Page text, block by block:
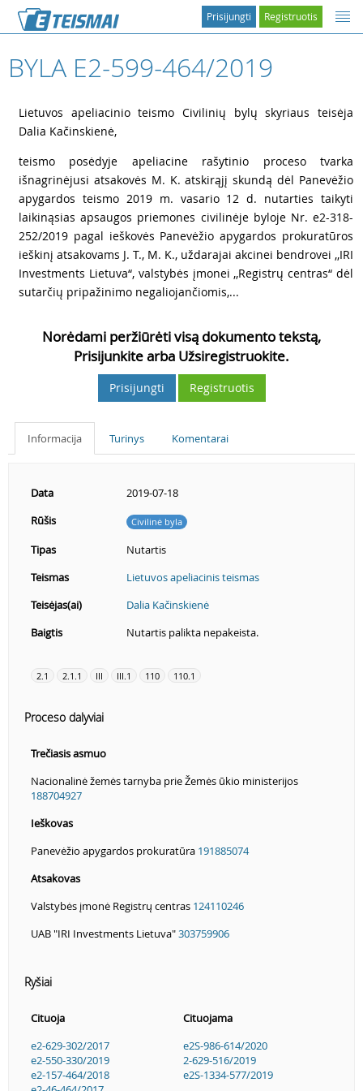
Registruotis
Prisijungti
BYLA E2-599-464/2019
Lietuvos apeliacinio teismo Civilinių bylų skyriaus teisėja
Dalia Kačinskienė,
teismo posėdyje apeliacine rašytinio proceso tvarka
išnagrinėjusi atsakovės M. K. atskirąjį skundą dėl Panevėžio
apygardos teismo 2019 m. vasario 12 d. nutarties taikyti
laikinąsias apsaugos priemones civilinėje byloje Nr. e2-318-
252/2019 pagal ieškovės Panevėžio apygardos prokuratūros
ieškinį atsakovams J. T., M. K., uždarajai akcinei bendrovei ,,IRI
Investments Lietuva“, valstybės įmonei ,,Registrų centras“ dėl
sutarčių pripažinimo negaliojančiomis,...
Norėdami peržiūrėti visą dokumento tekstą,
Prisijunkite arba Užsiregistruokite.
Prisijungti Registruotis
Informacija Turinys Komentarai
Data
2019-07-18
Rūšis
Civilinė byla
Tipas
Nutartis
Teismas
Lietuvos apeliacinis teismas
Teisėjas(ai)
Dalia Kačinskienė
Baigtis
Nutartis palikta nepakeista.
2.1 2.1.1 III III.1 110 110.1
Proceso dalyviai
Trečiasis asmuo
Nacionalinė žemės tarnyba prie Žemės ūkio ministerijos
188704927
Ieškovas
Panevėžio apygardos prokuratūra 191885074
Atsakovas
Valstybės įmonė Registrų centras 124110246
UAB "IRI Investments Lietuva"303759906
Ryšiai
Cituoja
Cituojama
e2-629-302/2017
e2-550-330/2019
e2-157-464/2018
e2S-986-614/2020
2-629-516/2019
e2S-1334-577/2019